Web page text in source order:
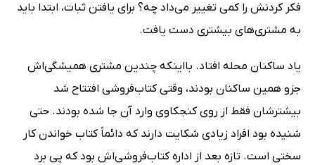
فکر کردنش را کمی تغییر می‌داد چه؟ برای یافتن ثبات، ابتدا باید
به مشتری‌های بیشتری دست یافت.
یاد ساکنان محله افتاد. بااینکه چندین مشتری همیشگی‌اش
جزو همین ساکنان بودند، وقتی کتاب‌فروشی افتتاح شد
بیشترشان فقط از روی کنجکاوی وارد آن جا شده بودند. حتی
شنیده بود افراد زیادی شکایت دارند که دائماً کتاب خواندن کار
سختی است. تازه بعد از اداره کتاب‌فروشی‌اش بود که پی برد